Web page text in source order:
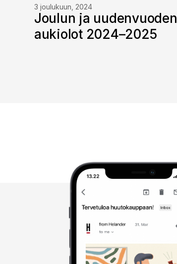
3 joulukuun, 2024
Joulun ja uudenvuoden
aukiolot 2024–2025